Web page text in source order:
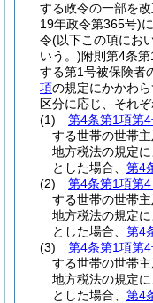
する政令の一部を
19年政令第365号)
令(以下この項にお
いう。)附則第4条
する第1号被保険者
項の規定にかかわら
区分に応じ、それ
(1)
第4条第1項第
する世帯の世帯
地方税法の規定
とした場合、 第4
(2)
第4条第1項第
する世帯の世帯
地方税法の規定
とした場合、 第4
(3)
第4条第1項第
する世帯の世帯
地方税法の規定
とした場合、 第4